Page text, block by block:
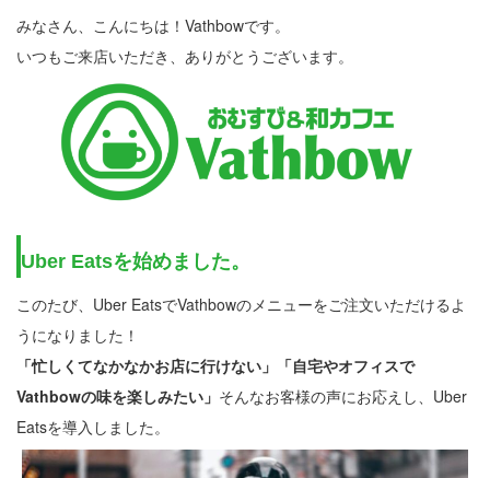
みなさん、こんにちは！Vathbowです。
いつもご来店いただき、ありがとうございます。
Uber Eatsを始めました。
このたび、Uber EatsでVathbowのメニューをご注文いただけるよ
うになりました！
「忙しくてなかなかお店に行けない」「自宅やオフィスで
Vathbowの味を楽しみたい」 そんなお客様の声にお応えし、Uber
Eatsを導入しました。